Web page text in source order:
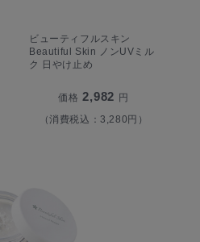
ビューティフルスキン
Beautiful Skin ノンUVミル
ク 日やけ止め
価格 2,982 円
（消費税込：3,280円）